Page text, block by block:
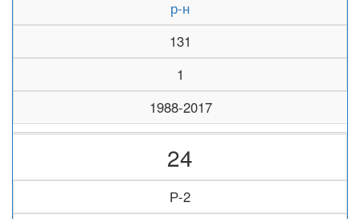
р-н
131
1
1988-2017
24
Р-2